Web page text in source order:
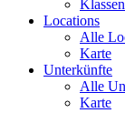
Locations
Alle
Karte
Unterkünfte
Alle
Karte